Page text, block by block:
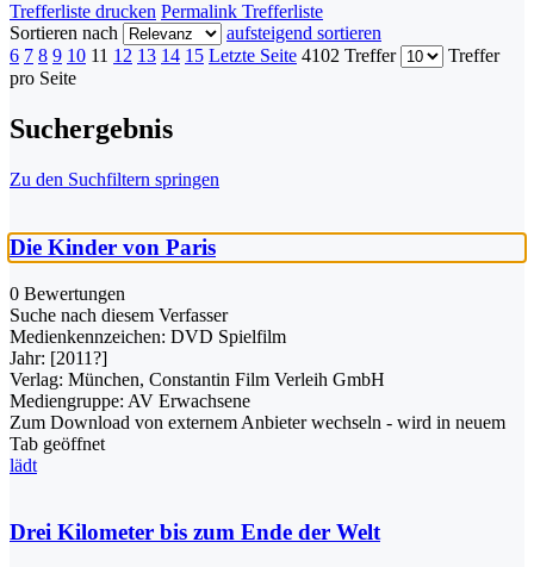
Trefferliste drucken Permalink Trefferliste
Sortieren nach
aufsteigend sortieren
6 7 8 9 10 11 12 13 14 15 Letzte Seite 4102 Treffer
Treffer
pro Seite
Suchergebnis
Zu den Suchfiltern springen
Die Kinder von Paris
0 Bewertungen
Suche nach diesem Verfasser
Medienkennzeichen: DVD Spielfilm
Jahr: [2011?]
Verlag: München, Constantin Film Verleih GmbH
Mediengruppe: AV Erwachsene
Zum Download von externem Anbieter wechseln - wird in neuem
Tab geöffnet
lädt
Drei Kilometer bis zum Ende der Welt